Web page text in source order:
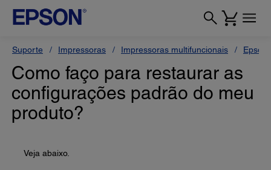
Suporte Impressoras Impressoras multifuncionais Epson
Como faço para restaurar as
configurações padrão do meu
produto?
Veja abaixo.